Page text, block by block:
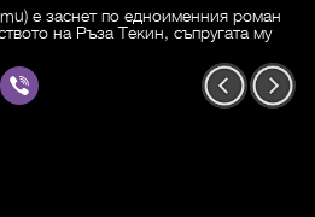
е заснет по едноименния роман
на Ръза Текин, съпругата му